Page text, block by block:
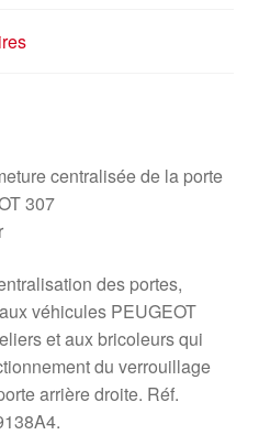
centralisée de la porte
307
des portes,
véhicules PEUGEOT
et aux bricoleurs qui
du verrouillage
arrière droite. Réf.